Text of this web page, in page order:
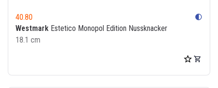
40.80 contrast
Westmark Estetico Monopol Edition Nussknacker
18.1 cm